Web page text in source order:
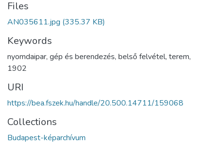
Files
AN035611.jpg (335.37 KB)
Keywords
nyomdaipar, gép és berendezés, belső felvétel, terem,
1902
URI
https://bea.fszek.hu/handle/20.500.14711/159068
Collections
Budapest-képarchívum